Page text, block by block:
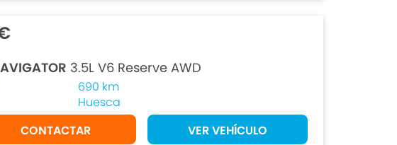
3.5L V6 Reserve AWD
690 km
Huesca
CONTACTAR
VER VEHÍCULO